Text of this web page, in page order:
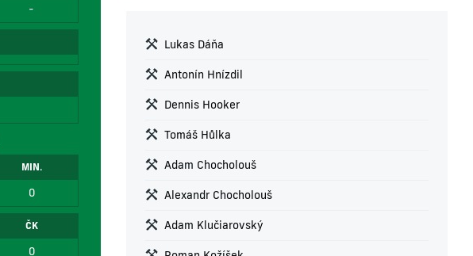
-
MIN.
0
ČK
0
Lukas Dáňa
Antonín Hnízdil
Dennis Hooker
Tomáš Hůlka
Adam Chocholouš
Alexandr Chocholouš
Adam Klučiarovský